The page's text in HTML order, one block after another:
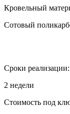
Кровельный
Сотовый
Сроки реализации:
2 недели
Стоимость под